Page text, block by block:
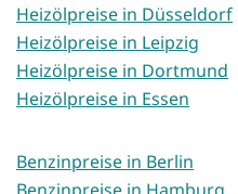
Heizölpreise in Düsseldorf
Heizölpreise in Leipzig
Heizölpreise in Dortmund
Heizölpreise in Essen
Benzinpreise in Berlin